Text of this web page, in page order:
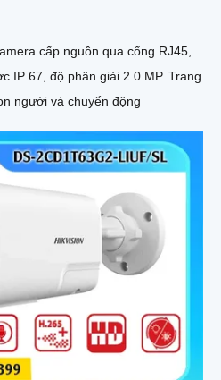
cấp nguồn qua cổng RJ45,
67, độ phân giải 2.0 MP. Trang
người và chuyển động